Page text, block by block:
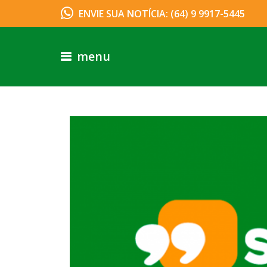
ENVIE SUA NOTÍCIA: (64) 9 9917-5445
menu